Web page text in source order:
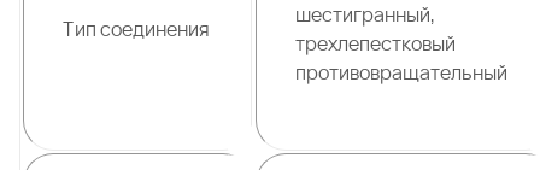
Тип соединения
шестигранный,
трехлепестковый
противовращательный